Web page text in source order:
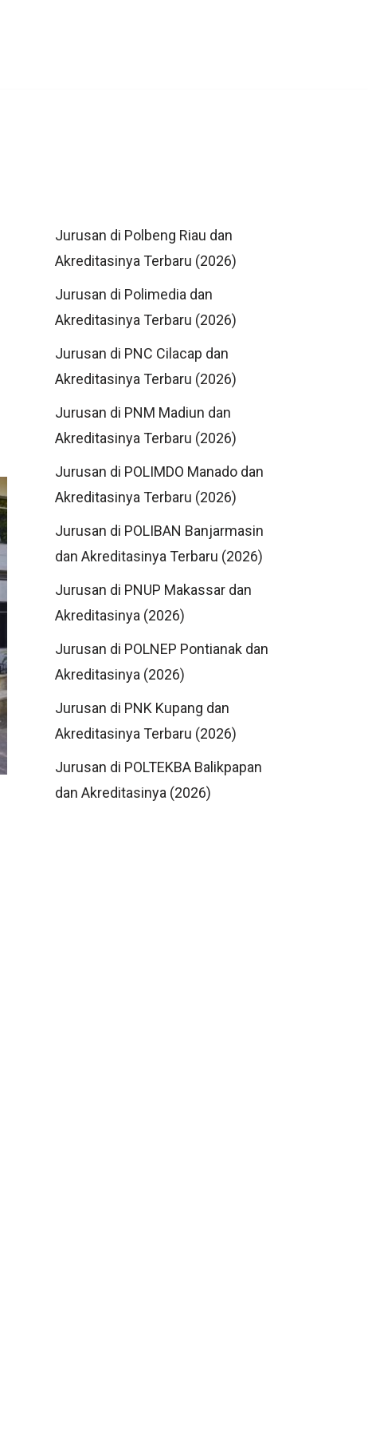
Jurusan di Polbeng Riau dan
Akreditasinya Terbaru (2026)
Jurusan di Polimedia dan
Akreditasinya Terbaru (2026)
Jurusan di PNC Cilacap dan
Akreditasinya Terbaru (2026)
Jurusan di PNM Madiun dan
Akreditasinya Terbaru (2026)
Jurusan di POLIMDO Manado dan
Akreditasinya Terbaru (2026)
Jurusan di POLIBAN Banjarmasin
dan Akreditasinya Terbaru (2026)
Jurusan di PNUP Makassar dan
Akreditasinya (2026)
Jurusan di POLNEP Pontianak dan
Akreditasinya (2026)
Jurusan di PNK Kupang dan
Akreditasinya Terbaru (2026)
Jurusan di POLTEKBA Balikpapan
dan Akreditasinya (2026)